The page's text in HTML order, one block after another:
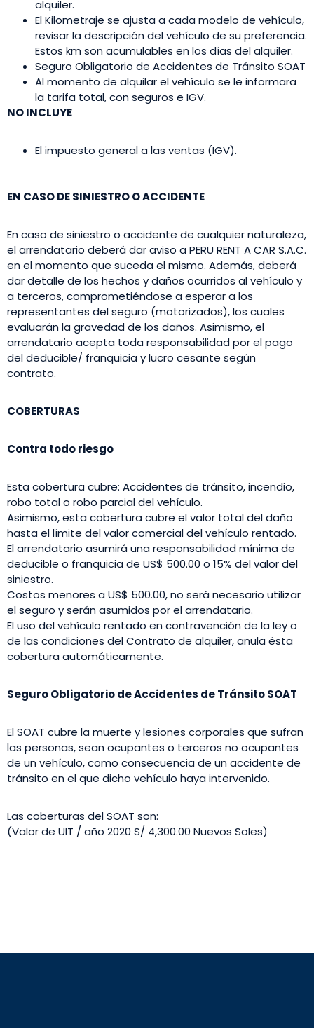
alquiler.
El Kilometraje se ajusta a cada modelo de vehículo,
revisar la descripción del vehículo de su preferencia.
Estos km son acumulables en los días del alquiler.
Seguro Obligatorio de Accidentes de Tránsito SOAT
Al momento de alquilar el vehículo se le informara
la tarifa total, con seguros e IGV.
NO INCLUYE
El impuesto general a las ventas (IGV).
EN CASO DE SINIESTRO O ACCIDENTE
En caso de siniestro o accidente de cualquier naturaleza,
el arrendatario deberá dar aviso a PERU RENT A CAR S.A.C.
en el momento que suceda el mismo. Además, deberá
dar detalle de los hechos y daños ocurridos al vehículo y
a terceros, comprometiéndose a esperar a los
representantes del seguro (motorizados), los cuales
evaluarán la gravedad de los daños. Asimismo, el
arrendatario acepta toda responsabilidad por el pago
del deducible/ franquicia y lucro cesante según
contrato.
COBERTURAS
Contra todo riesgo
Esta cobertura cubre: Accidentes de tránsito, incendio,
robo total o robo parcial del vehículo.
Asimismo, esta cobertura cubre el valor total del daño
hasta el límite del valor comercial del vehículo rentado.
El arrendatario asumirá una responsabilidad mínima de
deducible o franquicia de US$ 500.00 o 15% del valor del
siniestro.
Costos menores a US$ 500.00, no será necesario utilizar
el seguro y serán asumidos por el arrendatario.
El uso del vehículo rentado en contravención de la ley o
de las condiciones del Contrato de alquiler, anula ésta
cobertura automáticamente.
Seguro Obligatorio de Accidentes de Tránsito SOAT
El SOAT cubre la muerte y lesiones corporales que sufran
las personas, sean ocupantes o terceros no ocupantes
de un vehículo, como consecuencia de un accidente de
tránsito en el que dicho vehículo haya intervenido.
Las coberturas del SOAT son:
(Valor de UIT / año 2020 S/ 4,300.00 Nuevos Soles)